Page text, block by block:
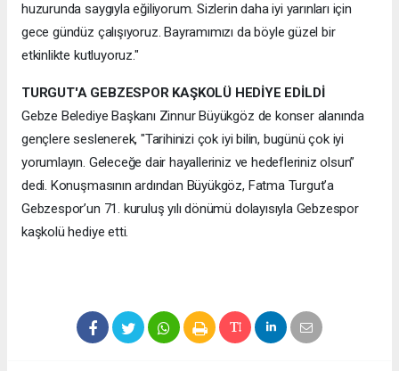
huzurunda saygıyla eğiliyorum. Sizlerin daha iyi yarınları için
gece gündüz çalışıyoruz. Bayramımızı da böyle güzel bir
etkinlikte kutluyoruz."
TURGUT'A GEBZESPOR KAŞKOLÜ HEDİYE EDİLDİ
Gebze Belediye Başkanı Zinnur Büyükgöz de konser alanında
gençlere seslenerek, "Tarihinizi çok iyi bilin, bugünü çok iyi
yorumlayın. Geleceğe dair hayalleriniz ve hedefleriniz olsun”
dedi. Konuşmasının ardından Büyükgöz, Fatma Turgut’a
Gebzespor’un 71. kuruluş yılı dönümü dolayısıyla Gebzespor
kaşkolü hediye etti.